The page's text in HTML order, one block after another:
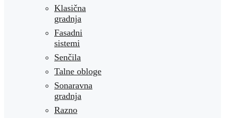
Klasična
gradnja
Fasadni
sistemi
Senčila
Talne obloge
Sonaravna
gradnja
Razno